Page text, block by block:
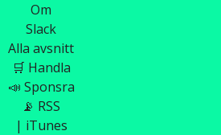
Om
Slack
Alla avsnitt
🛒 Handla
📣 Sponsra
📡 RSS
| iTunes